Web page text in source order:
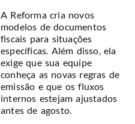
A Reforma cria novos
modelos de documentos
fiscais para situações
específicas. Além disso, ela
exige que sua equipe
conheça as novas regras de
emissão e que os fluxos
internos estejam ajustados
antes de agosto.